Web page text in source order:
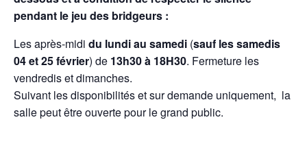
pendant le jeu des bridgeurs :
Les après-midi du lundi au samedi (sauf les samedis
04 et 25 février) de 13h30 à 18H30. Fermeture les
vendredis et dimanches.
Suivant les disponibilités et sur demande uniquement, la
salle peut être ouverte pour le grand public.